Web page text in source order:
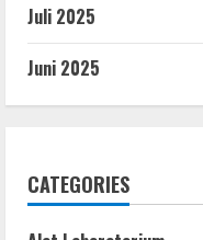
Juli 2025
Juni 2025
CATEGORIES